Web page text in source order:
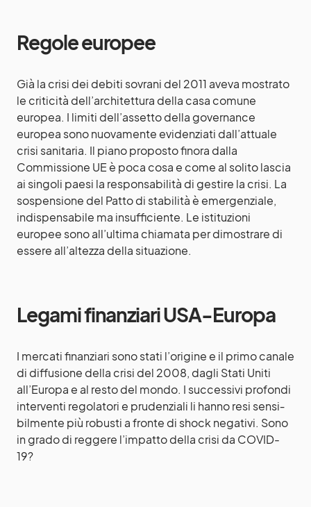
Regole europee
Già la crisi dei debiti sovrani del 2011 aveva mostrato
le criticità dell’architettura della casa comune
europea. I limiti dell’assetto della governance
europea sono nuovamente evidenziati dall’attuale
crisi sanitaria. Il piano proposto finora dalla
Commissione UE è poca cosa e come al solito lascia
ai singoli paesi la responsabilità di gestire la crisi. La
sospensione del Patto di stabilità è emergen­ziale,
indispensabile ma insufficiente. Le istituzioni
europee sono all’ultima chia­mata per dimostrare di
essere all’altezza della situazione.
Legami finanziari USA-Europa
I mercati finanziari sono stati l’origine e il primo canale
di diffusione della crisi del 2008, dagli Stati Uniti
all’Europa e al resto del mondo. I successivi profondi
interventi regolatori e prudenziali li hanno resi sensi­
bilmente più robusti a fronte di shock negativi. Sono
in grado di reggere l’impatto della crisi da COVID-
19?